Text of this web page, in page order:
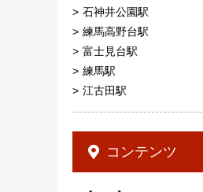
石神井公園駅
練馬高野台駅
富士見台駅
練馬駅
江古田駅
コンテンツ